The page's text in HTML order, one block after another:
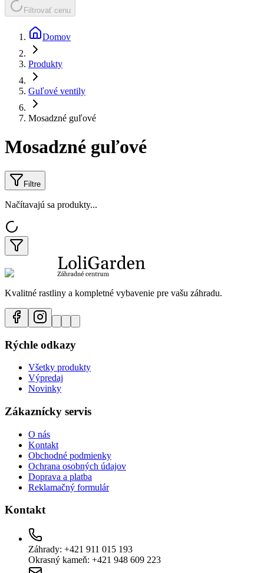
Filtrovať cenu
Domov
Produkty
Guľové ventily
Mosadzné guľové
Mosadzné guľové
Filtre
Načítavajú sa produkty...
Kvalitné rastliny a kompletné vybavenie pre vašu záhradu.
Rýchle odkazy
Všetky produkty
Výpredaj
Novinky
Zákaznícky servis
O nás
Kontakt
Obchodné podmienky
Ochrana osobných údajov
Doprava a platba
Reklamačný formulár
Kontakt
Záhrady: +421 911 015 193
Okrasný kameň: +421 948 609 223